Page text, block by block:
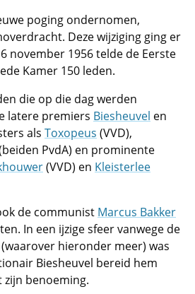
poging ondernomen,
Deze wijziging ging er
november 1956 telde de Eerste
Kamer 150 leden.
die op die dag werden
latere premiers Biesheuvel en
als Toxopeus (VVD),
PvdA) en prominente
(VVD) en Kleisterlee
de communist Marcus Bakker
In een ijzige sfeer vanwege de
hieronder meer) was
Biesheuvel bereid hem
zijn benoeming.